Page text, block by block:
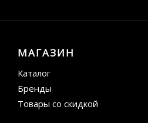
МАГАЗИН
Каталог
Бренды
Товары со скидкой